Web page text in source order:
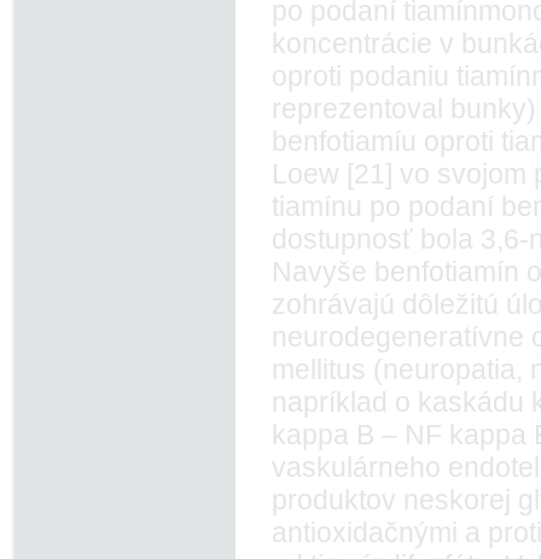
po podaní
koncentrácie v
oproti podaniu
reprezentoval
benfotiamíu oproti
Loew [21] vo
tiamínu po podaní
dostupnosť bola 3,6-
Navyše benfotiamín
zohrávajú dôležitú
neurodegeneratívne
mellitus (neuropatia,
napríklad o kaskádu
kappa B – NF kappa
vaskulárneho
produktov neskorej
antioxidačnými a